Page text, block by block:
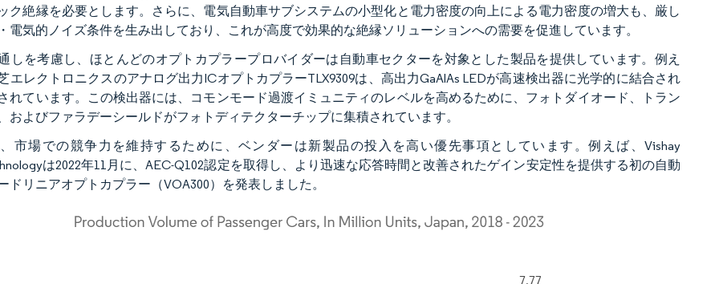
ク絶縁を必要とします。さらに、電気自動車サブシステムの小型化と電力密度の向上による電力密度の増大も、厳し
電気的ノイズ条件を生み出しており、これが高度で効果的な絶縁ソリューションへの需要を促進しています。
しを考慮し、ほとんどのオプトカプラープロバイダーは自動車セクターを対象とした製品を提供しています。例え
エレクトロニクスのアナログ出力ICオプトカプラーTLX9309は、高出力GaAlAs LEDが高速検出器に光学的に結合され
れています。この検出器には、コモンモード過渡イミュニティのレベルを高めるために、フォトダイオード、トラン
およびファラデーシールドがフォトディテクターチップに集積されています。
市場での競争力を維持するために、ベンダーは新製品の投入を高い優先事項としています。例えば、Vishay
は2022年11月に、AEC-Q102認定を取得し、より迅速な応答時間と改善されたゲイン安定性を提供する初の自動
ドリニアオプトカプラー（VOA300）を発表しました。